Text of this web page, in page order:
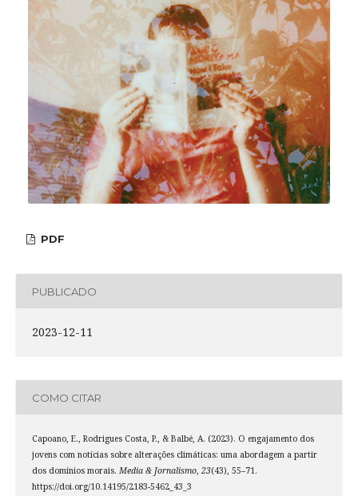
PDF
PUBLICADO
2023-12-11
COMO CITAR
Capoano, E., Rodrigues Costa, P., & Balbé, A. (2023). O engajamento dos
jovens com notícias sobre alterações climáticas: uma abordagem a partir
dos domínios morais. Media & Jornalismo, 23(43), 55–71.
https://doi.org/10.14195/2183-5462_43_3